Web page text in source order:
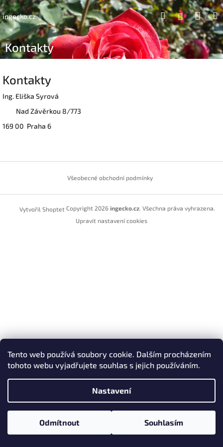
Tento web používá soubory cookie. Dalším procházením
tohoto webu vyjadřujete souhlas s jejich používáním.
Nastavení
Odmítnout Souhlasím
Přejít
na
obsah
ingecko.cz Hledat
Kontakty
Kontakty
Ing. Eliška Syrová
Nad Závěrkou 8/773
169 00 Praha 6
Všeobecné obchodní podmínky
Vytvořil Shoptet Copyright 2026 ingecko.cz. Všechna práva vyhrazena.
Upravit nastavení cookies